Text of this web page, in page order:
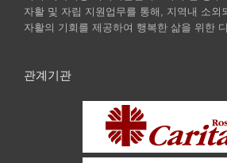
자활 및 자립 지원업무를 통해, 지역내 소외
자활의 기회를 제공하여 행복한 삶을 위한
관계기관